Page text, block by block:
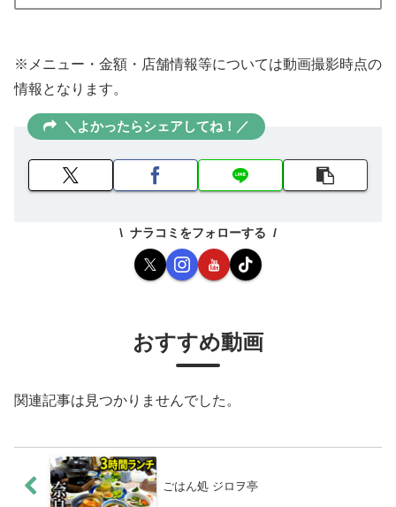
※メニュー・金額・店舗情報等については動画撮影時点の
情報となります。
＼よかったらシェアしてね！／
ナラコミをフォローする
おすすめ動画
関連記事は見つかりませんでした。
ごはん処 ジロヲ亭